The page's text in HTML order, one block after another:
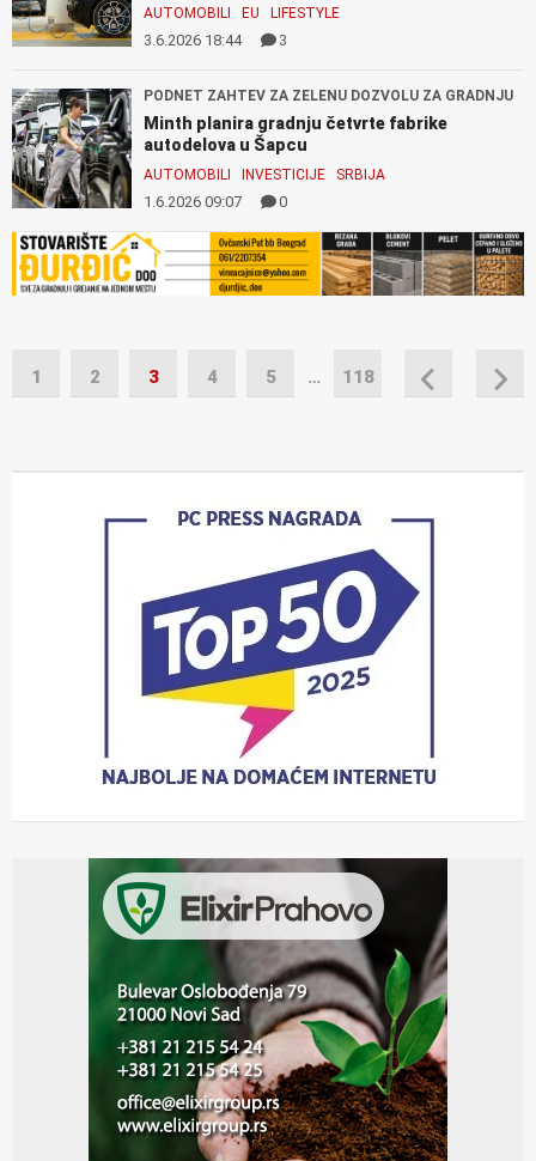
AUTOMOBILI EU LIFESTYLE
3.6.2026 18:44 3
PODNET ZAHTEV ZA ZELENU DOZVOLU ZA GRADNJU
Minth planira gradnju četvrte fabrike
autodelova u Šapcu
AUTOMOBILI INVESTICIJE SRBIJA
1.6.2026 09:07 0
1 2 3 4 5 … 118